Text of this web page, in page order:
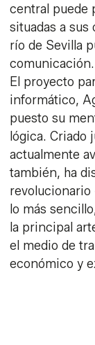
central puede
situadas a sus
río de Sevilla
El proyecto
informático,
puesto su
lógica. Criado
actualmente
también, ha
lo más
la principal
el medio de
económico y